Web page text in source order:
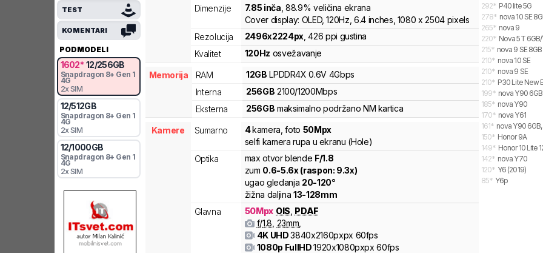
TEST
KOMENTARI
PODMODELI
1602* 12/256GB
Snapdragon 8+ Gen 1
4G
2x SIM
12/512GB
Snapdragon 8+ Gen 1
4G
2x SIM
12/1000GB
Snapdragon 8+ Gen 1
4G
2x SIM
Dimenzije
7.85 inča , 88.9% veličina ekrana
Cover display: OLED, 120Hz, 6.4 inches, 1080 x 2504 pixels
Rezolucija
2496x2224px ,426 ppi gustina
Kvalitet
120Hz osvežavanje
Memorija RAM 12GB LPDDR4X 0.6V 4Gbps
Interna
256GB 2100/1200Mbps
Eksterna
256GB maksimalno podržano NM kartica
Kamere Sumarno 4kamera foto 50Mpx
selfi kamera rupa u ekranu (Hole)
Optika
max otvor blende F/1.8
zum 0.6-5.6x (raspon: 9.3x)
ugao gledanja 20-120°
žižna daljina 13-128mm
Glavna
50Mpx OIS PDAF
f/1.8 23mm
4K UHD 3840x2160pxpx 60fps
1080p FullHD1920x1080pxpx60fps
292* P40 lite 5G
278* nova 10 SE
265* nova 9
220* Nova 5T 6GB/
215* nova 9 SE 8GB
210* nova 10 SE
210* nova 9 SE
210* P30 Lite New
199* nova Y90 6GB
185* nova Y90
170* nova Y61
161* nova Y90
150* Honor 9A
149* Honor 10 Lite
142* nova Y70
120* Y6 (2019)
85* Y6p